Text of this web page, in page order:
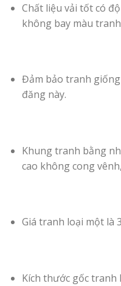
Chất liệu vải tốt có
không bay màu
Đảm bảo tranh
đăng này.
Khung tranh bằng
cao không cong
Giá tranh loại một là
Kích thước gốc tranh